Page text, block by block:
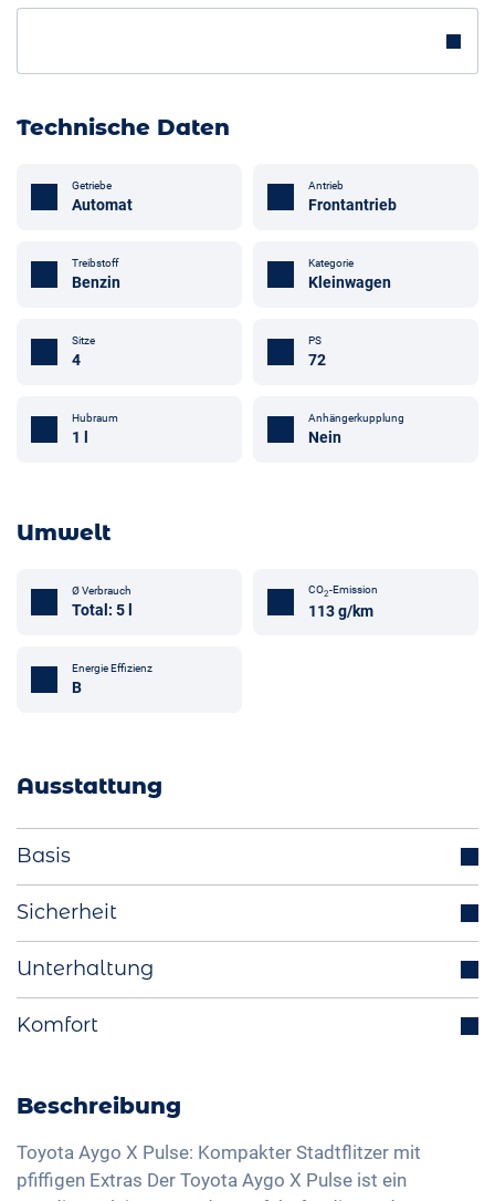
Technische Daten
Getriebe
Automat
Antrieb
Frontantrieb
Treibstoff
Benzin
Kategorie
Kleinwagen
Sitze
4
PS
72
Hubraum
1 l
Anhängerkupplung
Nein
Umwelt
Ø Verbrauch
Total: 5 l
CO2-Emission
113 g/km
Energie Effizienz
B
Ausstattung
Basis
Aussenspiegel elektrisch verstellbar
17 Zoll Alufelgen
Sicherheit
Isofix
Fernlichtassistent
Reifendruckkontrolle
Unterhaltung
Sprachsteuerung
USB-Schnittstelle
Apple Car Play
Komfort
Klimaanlage manuell
Sitze Stoff
Beschreibung
Toyota Aygo X Pulse: Kompakter Stadtflitzer mit
pfiffigen Extras Der Toyota Aygo X Pulse ist ein